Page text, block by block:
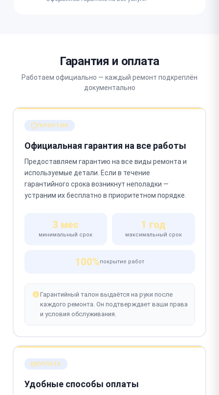
Гарантия и оплата
Работаем официально — каждый ремонт подкреплён
документально
ГАРАНТИЯ
Официальная гарантия на все работы
Предоставляем гарантию на все виды ремонта и
используемые детали. Если в течение
гарантийного срока возникнут неполадки —
устраним их бесплатно в приоритетном порядке.
3 мес
минимальный срок
1 год
максимальный срок
100%покрытие работ
Гарантийный талон выдаётся на руки после
каждого ремонта. Он подтверждает ваши права
и условия обслуживания.
ОПЛАТА
Удобные способы оплаты